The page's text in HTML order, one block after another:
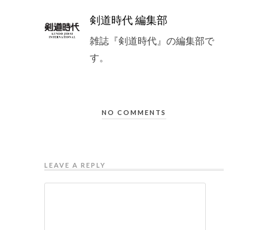
剣道時代 編集部
雑誌『剣道時代』の編集部で
す。
NO COMMENTS
LEAVE A REPLY